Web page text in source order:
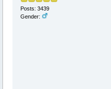
Posts: 3439
Gender: